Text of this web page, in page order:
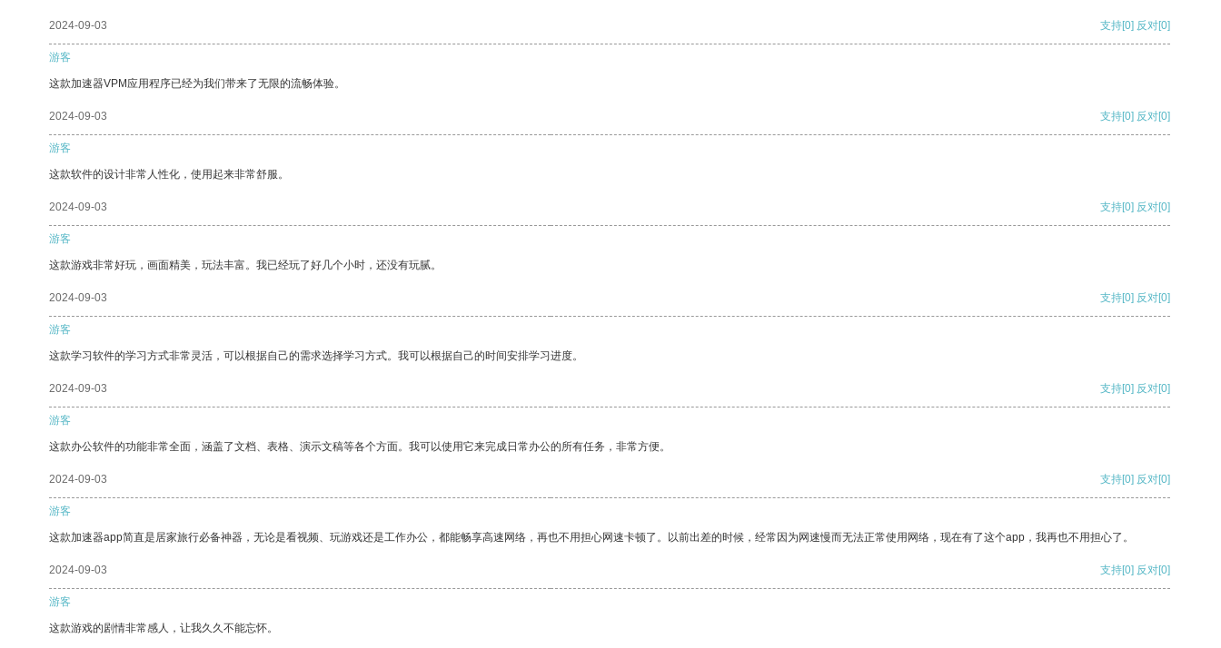
2024-09-03 支持[0] 反对[0]
游客
这款加速器VPM应用程序已经为我们带来了无限的流畅体验。
2024-09-03 支持[0] 反对[0]
游客
这款软件的设计非常人性化，使用起来非常舒服。
2024-09-03 支持[0] 反对[0]
游客
这款游戏非常好玩，画面精美，玩法丰富。我已经玩了好几个小时，还没有玩腻。
2024-09-03 支持[0] 反对[0]
游客
这款学习软件的学习方式非常灵活，可以根据自己的需求选择学习方式。我可以根据自己的时间安排学习进度。
2024-09-03 支持[0] 反对[0]
游客
这款办公软件的功能非常全面，涵盖了文档、表格、演示文稿等各个方面。我可以使用它来完成日常办公的所有任务，非常方便。
2024-09-03 支持[0] 反对[0]
游客
这款加速器app简直是居家旅行必备神器，无论是看视频、玩游戏还是工作办公，都能畅享高速网络，再也不用担心网速卡顿了。以前出差的时候，经常因为网速慢而无法正常使用网络，现在有了这个app，我再也不用担心了。
2024-09-03 支持[0] 反对[0]
游客
这款游戏的剧情非常感人，让我久久不能忘怀。